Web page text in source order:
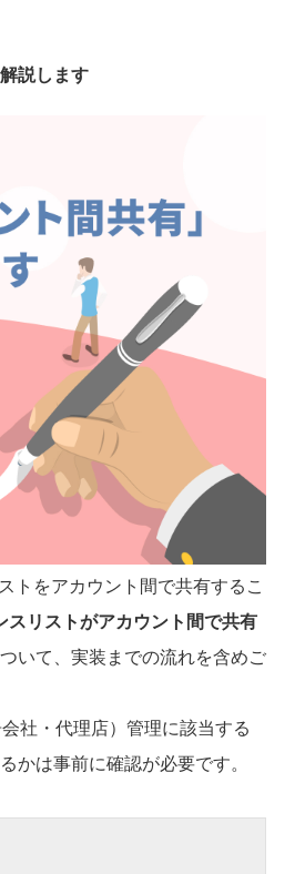
説します
トをアカウント間で共有するこ
スリストがアカウント間で共有
いて、実装までの流れを含めご
社・代理店）管理に該当する
かは事前に確認が必要です。